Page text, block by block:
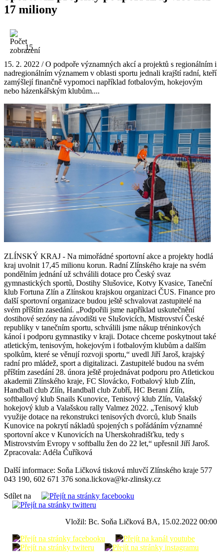
17 miliony
15
15. 2. 2022 / O podpoře významných akcí a projektů s regionálním i
nadregionálním významem v oblasti sportu jednali krajští radní, kteří
zamýšlejí finančně vypomoci například fotbalovým, hokejovým
nebo házenkářským klubům....
ZLÍNSKÝ KRAJ - Na mimořádné sportovní akce a projekty hodlá
kraj uvolnit 17,45 milionu korun. Radní Zlínského kraje na svém
pondělním jednání už schválili dotace pro Český svaz
gymnastických sportů, Dostihy Slušovice, Kotvy Kvasice, Taneční
klub Fortuna Zlín a Zlínskou krajskou organizaci ČUS. Finance pro
další sportovní organizace budou ještě schvalovat zastupitelé na
svém příštím zasedání. „Podpořili jsme například uskutečnění
dostihové sezóny na závodišti ve Slušovicích, Mistrovství České
republiky v tanečním sportu, schválili jsme nákup tréninkových
kánoí i podporu gymnastiky v kraji. Dotace chceme poskytnout také
atletickým, tenisovým, hokejovým i fotbalovým klubům a dalším
spolkům, které se věnují rozvoji sportu,“ uvedl Jiří Jaroš, krajský
radní pro mládež, sport a digitalizaci. Zastupitelé budou na svém
příštím zasedání 28. února ještě projednávat podporu pro Atletickou
akademii Zlínského kraje, FC Slovácko, Fotbalový klub Zlín,
Handball club Zlín, Handball club Zubří, HC Berani Zlín,
softballový klub Snails Kunovice, Tenisový klub Zlín, Valašský
hokejový klub a Valašskou rally Valmez 2022. „Tenisový klub
využije dotace na rekonstrukci tenisových dvorců, klub Snails
Kunovice na pokrytí nákladů spojených s pořádáním významné
sportovní akce v Kunovicích na Uherskohradišťku, tedy s
Mistrovstvím Evropy v softballu žen do 22 let,“ upřesnil Jiří Jaroš.
Zpracovala: Adéla Čuříková
Další informace: Soňa Ličková tisková mluvčí Zlínského kraje 577
043 190, 602 671 376 sona.lickova@kr-zlinsky.cz
Sdílet na
Vložil: Bc. Soňa Ličková BA, 15.02.2022 00:00